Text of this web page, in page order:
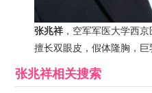
张兆祥 ，空军军医大学西
擅长双眼皮，假体隆胸，巨
张兆祥相关搜索